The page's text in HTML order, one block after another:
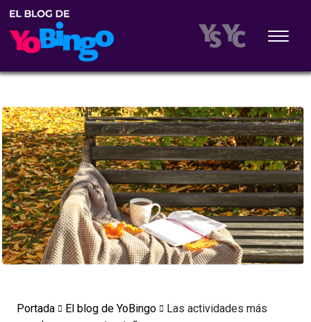
Portada El blog de YoBingo
Las actividades más